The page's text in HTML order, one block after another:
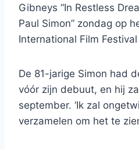
Gibneys “In Restless
Paul Simon” zondag op
International Film Festival
De 81-jarige Simon had
vóór zijn debuut, en hij
september. ‘Ik zal
verzamelen om het te